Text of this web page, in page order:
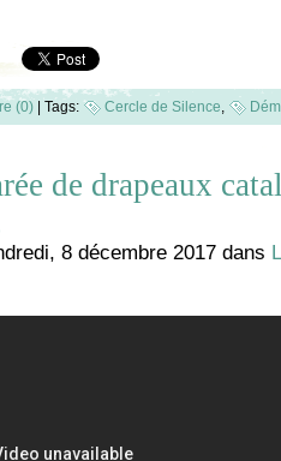
(0) | Tags: Cercle de Silence
de drapeaux
8 décembre 2017 dans